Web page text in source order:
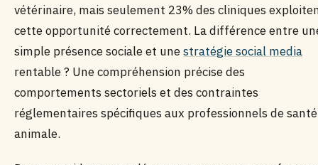
vétérinaire, mais seulement 23% des cliniques
cette opportunité correctement. La différence entre
simple présence sociale et unestratégie social media
rentable ? Une compréhension précise des
comportements sectoriels et des contraintes
réglementaires spécifiques aux professionnels de santé
animale.